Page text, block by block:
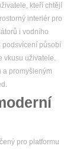
kteří chtějí
interiér pro
i vodního
podsvícení působí
vkusu uživatele.
a promyšleným
pro platformu